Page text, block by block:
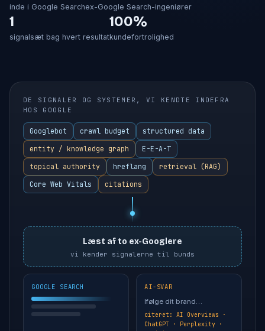
inde i Google Searchex-Google Search-ingeniører
1
signalsæt bag hvert resultat
100%
kundefortrolighed
DE SIGNALER OG SYSTEMER, VI KENDTE INDEFRA
HOS GOOGLE
Googlebot crawl budget
structured data
entity / knowledge graph
E-E-A-T
topical authority
hreflang
retrieval (RAG)
Core Web Vitals
citations
Læst af to ex-Googlere
vi kender signalerne til bunds
GOOGLE SEARCH
AI-SVAR
Ifølge dit brand…
citeret: AI Overviews ·
ChatGPT · Perplexity ·